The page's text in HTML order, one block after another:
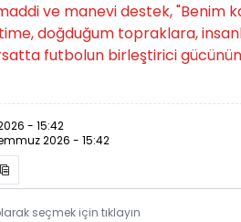
ve manevi destek, "Benim
doğduğum topraklara,
futbolun birleştirici gücünün
- 15:42
2026 - 15:42
seçmek için tıklayın